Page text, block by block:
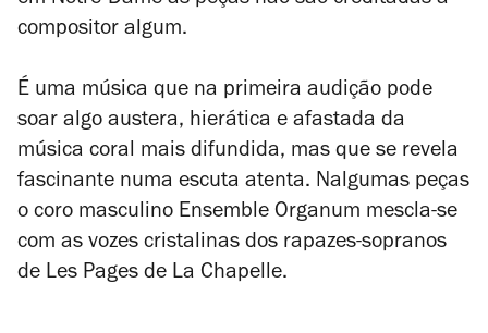
compositor algum.
É uma música que na primeira audição pode
soar algo austera, hierática e afastada da
música coral mais difundida, mas que se revela
fascinante numa escuta atenta. Nalgumas peças
o coro masculino Ensemble Organum mescla-se
com as vozes cristalinas dos rapazes-sopranos
de Les Pages de La Chapelle.